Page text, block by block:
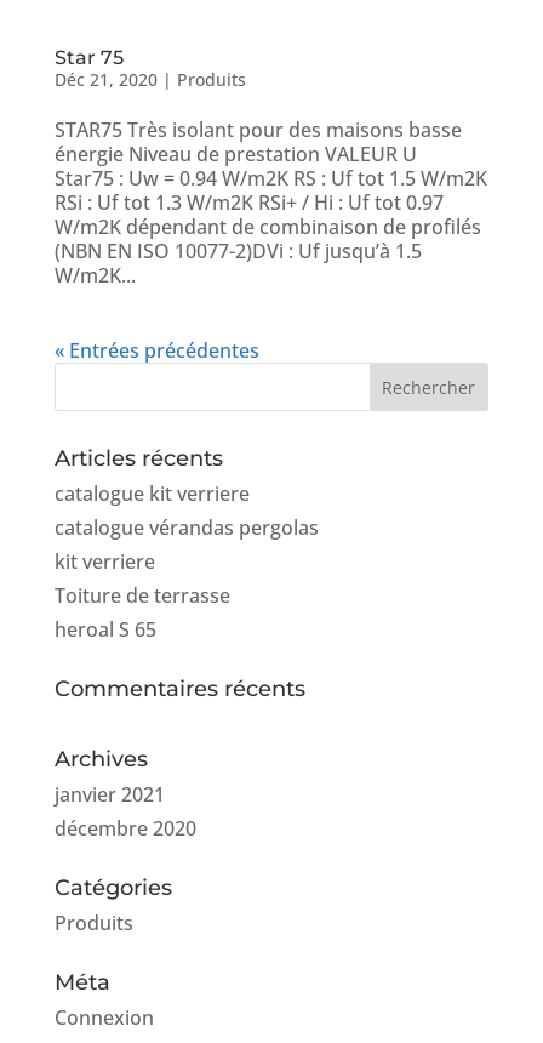
Star 75
Déc 21, 2020| Produits
STAR75 Très isolant pour des maisons basse
énergie Niveau de prestation VALEUR U
Star75 : Uw = 0.94 W/m2K RS : Uf tot 1.5 W/m2K
RSi : Uf tot 1.3 W/m2K RSi+ / Hi : Uf tot 0.97
W/m2K dépendant de combinaison de profilés
(NBN EN ISO 10077-2)DVi : Uf jusqu’à 1.5
W/m2K...
« Entrées précédentes
Articles récents
catalogue kit verriere
catalogue vérandas pergolas
kit verriere
Toiture de terrasse
heroal S 65
Commentaires récents
Archives
janvier 2021
décembre 2020
Catégories
Produits
Méta
Connexion